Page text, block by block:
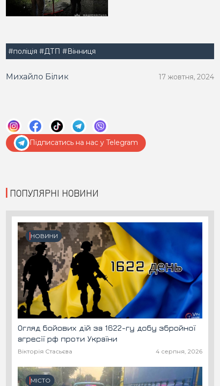
#поліція #ДТП #Вінниця
Михайло Білик 17 жовтня, 2024
Підписатись на нас у Telegram
ПОПУЛЯРНІ НОВИНИ
НОВИНИ
Огляд бойових дій за 1622-гу добу збройної
агресії рф проти України
Вікторія Стасьєва 4 серпня, 2026
МІСТО